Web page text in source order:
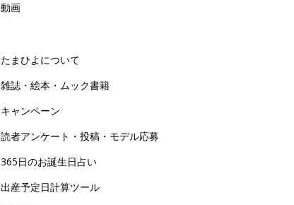
動画
たまひよについて
雑誌・絵本・ムック書籍
キャンペーン
読者アンケート・投稿・モデル応募
365日のお誕生日占い
出産予定日計算ツール